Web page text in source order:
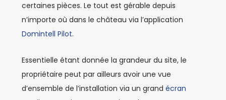
certaines pièces. Le tout est gérable depuis
n’importe où dans le château via l’application
Domintell Pilot.
Essentielle étant donnée la grandeur du site, le
propriétaire peut par ailleurs avoir une vue
d’ensemble de l’installation via un grand écran